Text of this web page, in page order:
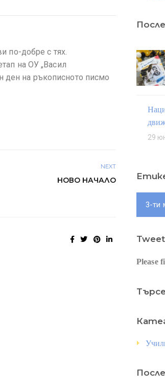
по-добре с тях.
на ОУ „Васил
ден на ръкописното писмо
NEXT
НОВО НАЧАЛО
29
3-ти
Please